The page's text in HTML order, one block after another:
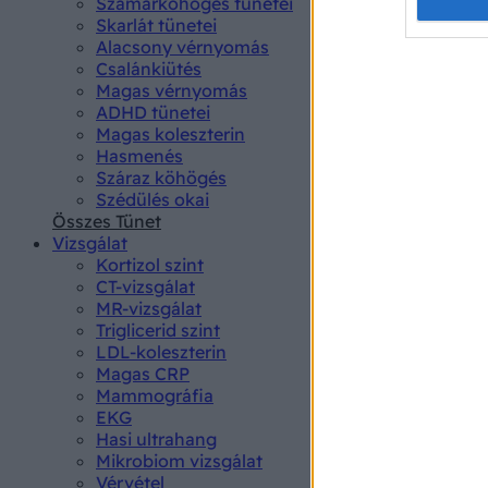
Skarlát tünetei
Alacsony vérnyomás
Csalánkiütés
Magas vérnyomás
ADHD tünetei
Magas koleszterin
Hasmenés
Száraz köhögés
Szédülés okai
Összes Tünet
Vizsgálat
Kortizol szint
CT-vizsgálat
MR-vizsgálat
Triglicerid szint
LDL-koleszterin
Magas CRP
Mammográfia
EKG
Hasi ultrahang
Mikrobiom vizsgálat
Vérvétel